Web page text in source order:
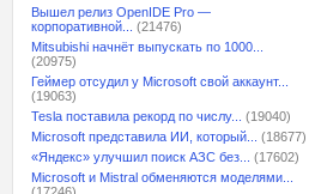
Вышел релиз OpenIDE Pro —
корпоративной...
(21476)
Mitsubishi начнёт выпускать по 1000...
(20975)
Геймер отсудил у Microsoft свой аккаунт...
(19063)
Tesla поставила рекорд по числу...
(19040)
Microsoft представила ИИ, который...
(18677)
«Яндекс» улучшил поиск АЗС без...
(17602)
Microsoft и Mistral обменяются моделями...